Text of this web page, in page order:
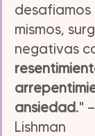
mismos,
negativas
ansiedad."
Lishman